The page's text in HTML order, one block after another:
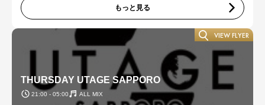
もっと見る
THURSDAY UTAGE SAPPORO
21:00 - 05:00 ALL MIX
VIEW FLYER